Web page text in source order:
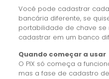
Você pode cadastrar
bancária diferente, se
portabilidade de chave
cadastrar em um banco
Quando começar a usar
O PIX só começa a
mas a fase de cadastro